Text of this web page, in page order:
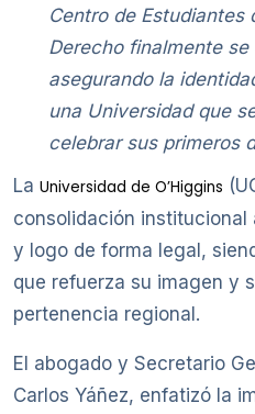
Centro de Estudiantes
Derecho finalmente
asegurando la
una Universidad que
celebrar sus primeros
La Universidad de O’Higgins
consolidación institucional
y logo de forma legal,
que refuerza su imagen y
pertenencia regional.
El abogado y Secretario
Carlos Yáñez, enfatizó la